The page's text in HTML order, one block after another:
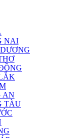
NAI
AN
TÀU